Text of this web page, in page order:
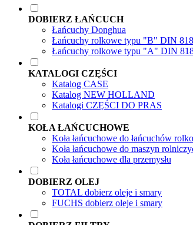
DOBIERZ ŁAŃCUCH
Łańcuchy Donghua
Łańcuchy rolkowe typu "B" DIN
Łańcuchy rolkowe typu "A" DIN
KATALOGI CZĘŚCI
Katalog CASE
Katalog NEW HOLLAND
Katalogi CZĘŚCI DO PRAS
KOŁA ŁAŃCUCHOWE
Koła łańcuchowe do łańcuchów
Koła łańcuchowe do maszyn
Koła łańcuchowe dla przemysłu
DOBIERZ OLEJ
TOTAL dobierz oleje i smary
FUCHS dobierz oleje i smary